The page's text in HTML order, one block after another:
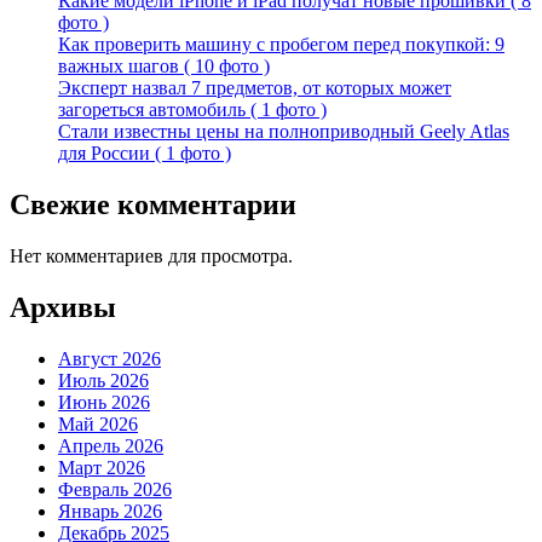
фото )
Как проверить машину с пробегом перед покупкой: 9
важных шагов ( 10 фото )
Эксперт назвал 7 предметов, от которых может
загореться автомобиль ( 1 фото )
Стали известны цены на полноприводный Geely Atlas
для России ( 1 фото )
Свежие комментарии
Нет комментариев для просмотра.
Архивы
Август 2026
Июль 2026
Июнь 2026
Май 2026
Апрель 2026
Март 2026
Февраль 2026
Январь 2026
Декабрь 2025